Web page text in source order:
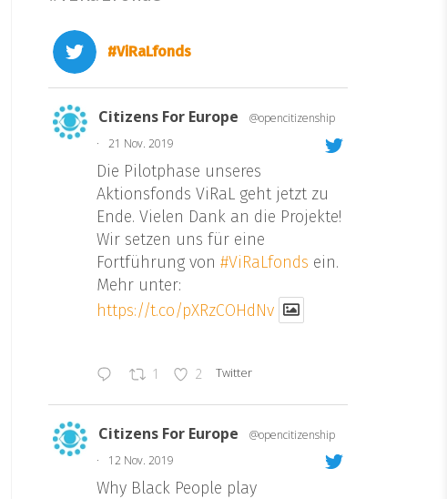
#ViRaLfonds
Citizens For Europe
@opencitizenship
·
21 Nov. 2019
Die Pilotphase unseres
Aktionsfonds ViRaL geht jetzt zu
Ende. Vielen Dank an die Projekte!
Wir setzen uns für eine
Fortführung von #ViRaLfonds ein.
Mehr unter:
https://t.co/pXRzCOHdNv
1 2 Twitter
Citizens For Europe
@opencitizenship
·
12 Nov. 2019
Why Black People play